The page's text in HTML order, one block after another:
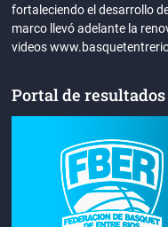
fortaleciendo el desarrollo
marco llevó adelante la
videos
Portal de resultados